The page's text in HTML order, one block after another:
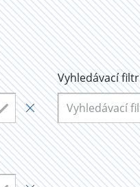
Vyhledávací filtr